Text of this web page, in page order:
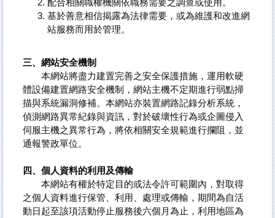
配合相關職權機關依職務需要之調查或使用。
基於善意相信揭露為法律需要，或為維護和改進網
站服務而用於管理。
三、網站安全機制
本網站將盡力建置完善之安全保護措施，運用軟硬
體設備建置網路安全機制，網站主機不定期進行弱點掃
描與系統漏洞修補。本網站亦裝置網路記錄分析系統，
偵測網路異常紀錄與資訊，對於破壞性行為或企圖侵入
伺服主機之異常行為，將依相關安全規範進行攔阻，並
通報警政單位。
四、個人資料的利用及傳輸
本網站有權於特定目的或法令許可範圍內，對取得
之個人資料進行保管、利用、處理或傳輸，期間為自活
動日起至該項活動停止服務後六個月為止，利用地區為